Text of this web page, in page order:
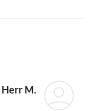
Herr M.